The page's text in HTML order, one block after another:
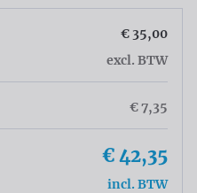
€ 35,00
excl. BTW
€ 7,35
€ 42,35
incl. BTW